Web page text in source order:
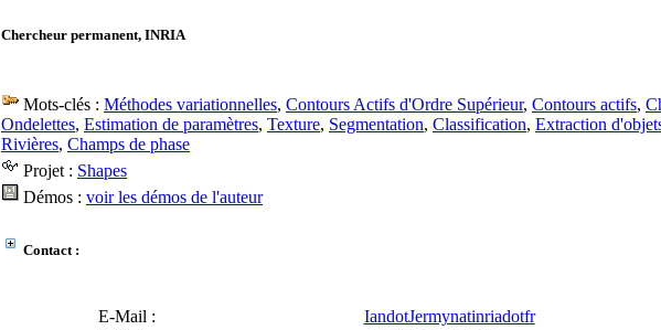
Chercheur permanent, INRIA
Mots-clés : Méthodes variationnelles, Contours Actifs d'Ordre Supérieur, Contours actifs,
Ondelettes, Estimation de paramètres, Texture, Segmentation, Classification, Extraction
Rivières, Champs de phase
Projet : Shapes
Démos : voir les démos de l'auteur
Contact :
E-Mail :
IandotJermynatinriadotfr